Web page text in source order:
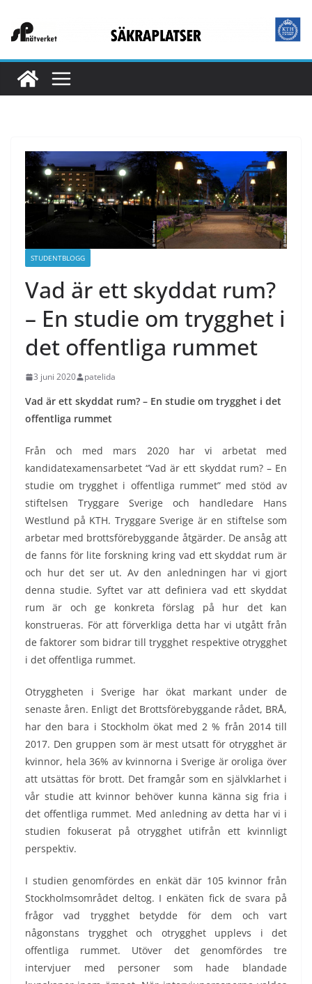
STUDENTBLOGG
Vad är ett skyddat rum?
– En studie om trygghet i
det offentliga rummet
3 juni 2020 patelida
Vad är ett skyddat rum? – En studie om trygghet i det
offentliga rummet
Från och med mars 2020 har vi arbetat med
kandidatexamensarbetet “Vad är ett skyddat rum? – En
studie om trygghet i offentliga rummet” med stöd av
stiftelsen Tryggare Sverige och handledare Hans
Westlund på KTH. Tryggare Sverige är en stiftelse som
arbetar med brottsförebyggande åtgärder. De ansåg att
de fanns för lite forskning kring vad ett skyddat rum är
och hur det ser ut. Av den anledningen har vi gjort
denna studie. Syftet var att definiera vad ett skyddat
rum är och ge konkreta förslag på hur det kan
konstrueras. För att förverkliga detta har vi utgått från
de faktorer som bidrar till trygghet respektive otrygghet
i det offentliga rummet.
Otryggheten i Sverige har ökat markant under de
senaste åren. Enligt det Brottsförebyggande rådet, BRÅ,
har den bara i Stockholm ökat med 2 % från 2014 till
2017. Den gruppen som är mest utsatt för otrygghet är
kvinnor, hela 36% av kvinnorna i Sverige är oroliga över
att utsättas för brott. Det framgår som en självklarhet i
vår studie att kvinnor behöver kunna känna sig fria i
det offentliga rummet. Med anledning av detta har vi i
studien fokuserat på otrygghet utifrån ett kvinnligt
perspektiv.
I studien genomfördes en enkät där 105 kvinnor från
Stockholmsområdet deltog. I enkäten fick de svara på
frågor vad trygghet betydde för dem och vart
någonstans trygghet och otrygghet upplevs i det
offentliga rummet. Utöver det genomfördes tre
intervjuer med personer som hade blandade